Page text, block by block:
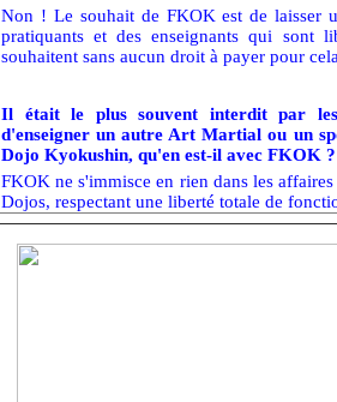
Non ! Le souhait de FKOK est de laisser
pratiquants et des enseignants qui sont
souhaitent sans aucun droit à payer pour
Il était le plus souvent interdit par les
d'enseigner un autre Art Martial ou un
Dojo Kyokushin, qu'en est-il avec FKOK ?
FKOK ne s'immisce en rien dans les
Dojos, respectant une liberté totale de